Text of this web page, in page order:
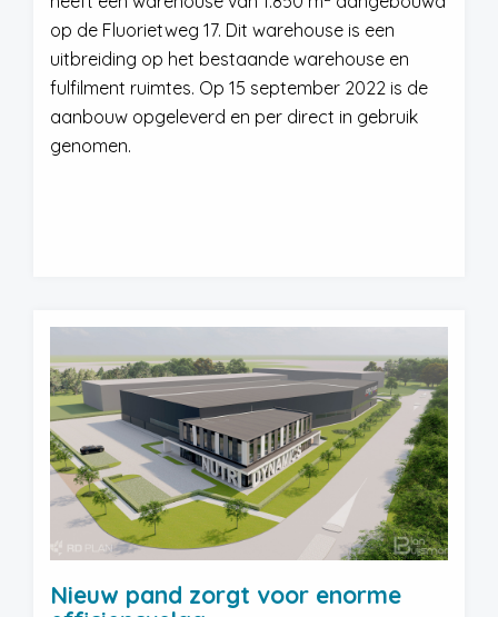
op de Fluorietweg 17. Dit warehouse is een
uitbreiding op het bestaande warehouse en
fulfilment ruimtes. Op 15 september 2022 is de
aanbouw opgeleverd en per direct in gebruik
genomen.
Nieuw pand zorgt voor enorme